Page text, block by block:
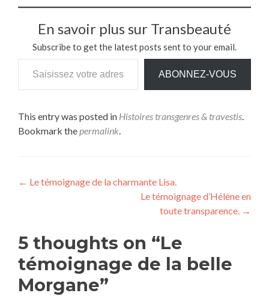
En savoir plus sur Transbeauté
Subscribe to get the latest posts sent to your email.
Saisissez votre adresse e-mail…
ABONNEZ-VOUS
This entry was posted in Histoires transgenres & travestis
Bookmark the permalink
Navigation
← Le témoignage de la charmante Lisa.
Le témoignage d’Hélène en
toute transparence. →
5 thoughts on “Le
témoignage de la belle
Morgane”